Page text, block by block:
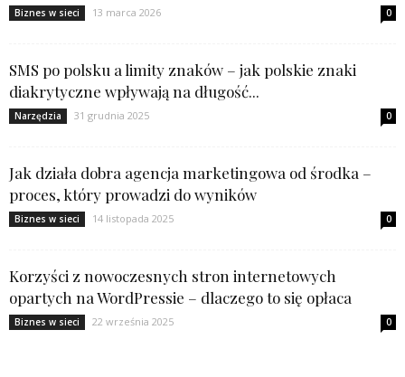
Biznes w sieci 13 marca 2026 0
SMS po polsku a limity znaków – jak polskie znaki
diakrytyczne wpływają na długość...
Narzędzia 31 grudnia 2025 0
Jak działa dobra agencja marketingowa od środka –
proces, który prowadzi do wyników
Biznes w sieci 14 listopada 2025 0
Korzyści z nowoczesnych stron internetowych
opartych na WordPressie – dlaczego to się opłaca
Biznes w sieci 22 września 2025 0